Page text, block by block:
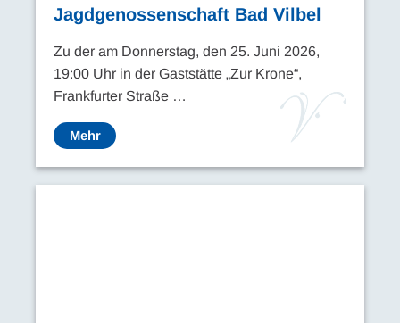
Jagdgenossenschaft Bad Vilbel
Zu der am Donnerstag, den 25. Juni 2026,
19:00 Uhr in der Gaststätte „Zur Krone“,
Frankfurter Straße …
Mehr